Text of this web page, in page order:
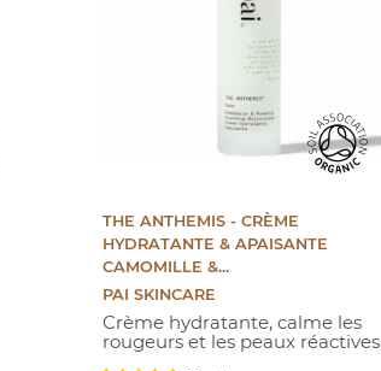
THE ANTHEMIS - CRÈME
HYDRATANTE & APAISANTE
CAMOMILLE &...
PAI SKINCARE
Crème hydratante, calme les
rougeurs et les peaux réactives